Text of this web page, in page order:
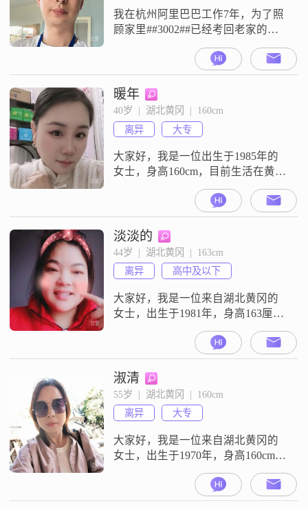
我在杭州阿里巴巴工作7年，为了照
顾家里##3002##已经考回老家的高
奈离婚##3002##希望另一半阳光爱
笑，热爱生活##3002##
暖年
40岁  |  湖北黄冈  |  160cm
离异
大专
大家好，我是一位出生于1985年的
女士，身高160cm，目前生活在黄冈
##3002##我拥有大专学历，在工作
中认真负责，月收入在3001到5000
元之间##3002##我热爱生活，性格
随和易相处，总是以真诚可靠的态
度对待他人##3002##温柔体贴是我
的特点之一，我善于倾听和理解他
人的感受##3002##我性格乐观积极
淡淡的
44岁  |  湖北黄冈  |  163cm
离异
高中及以下
大家好，我是一位来自湖北黄冈的
女士，出生于1981年，身高163厘
米。我性格独立自信，热爱生活，
认为家庭的幸福是最重要的。我对
待生活态度积极，享受当下的每一
刻，随和易相处，希望能找到一个
可以共同经营温馨家庭的人。我的
工作稳定，虽然月收入在3000元以
下，但我知足常乐，更看重生活的
质量而非物质的多少。我相信两个
人在一起最
淑清
55岁  |  湖北黄冈  |  160cm
离异
大专
大家好，我是一位来自湖北黄冈的
女士，出生于1970年，身高160cm。
我拥有大专学历，事业单位上班，
月收入大概在3001到5000元之间。
我性格开朗，总是爱笑，善于理解